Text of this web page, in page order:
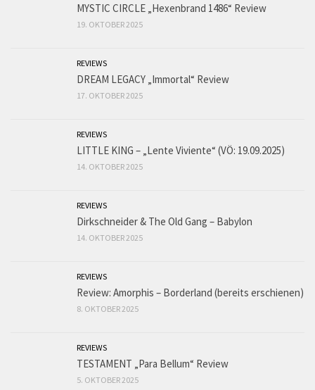
MYSTIC CIRCLE „Hexenbrand 1486“ Review
19. OKTOBER 2025
REVIEWS
DREAM LEGACY „Immortal“ Review
17. OKTOBER 2025
REVIEWS
LITTLE KING – „Lente Viviente“ (VÖ: 19.09.2025)
14. OKTOBER 2025
REVIEWS
Dirkschneider & The Old Gang – Babylon
14. OKTOBER 2025
REVIEWS
Review: Amorphis – Borderland (bereits erschienen)
8. OKTOBER 2025
REVIEWS
TESTAMENT „Para Bellum“ Review
5. OKTOBER 2025